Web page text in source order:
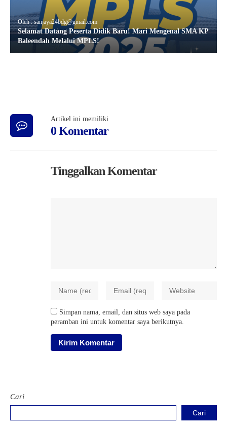
Oleh : sanjaya24bdg@gmail.com
Selamat Datang Peserta Didik Baru! Mari Mengenal SMA KP
Baleendah Melalui MPLS!
Artikel ini memiliki
0 Komentar
Tinggalkan Komentar
Simpan nama, email, dan situs web saya pada
peramban ini untuk komentar saya berikutnya.
Cari
Cari